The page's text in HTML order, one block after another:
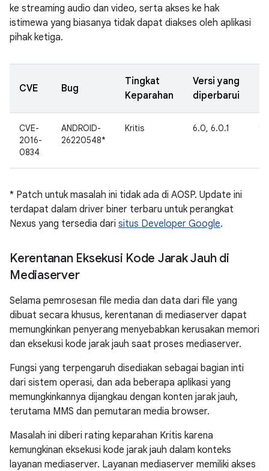
ke streaming audio dan video, serta akses ke hak
istimewa yang biasanya tidak dapat diakses oleh aplikasi
pihak ketiga.
CVE Bug
Tingkat
Keparahan
Versi yang
diperbarui
CVE-
2016-
0834
ANDROID-
26220548*
Kritis 6.0, 6.0.1
* Patch untuk masalah ini tidak ada di AOSP. Update ini
terdapat dalam driver biner terbaru untuk perangkat
Nexus yang tersedia dari situs Developer Google.
Kerentanan Eksekusi Kode Jarak Jauh di
Mediaserver
Selama pemrosesan file media dan data dari file yang
dibuat secara khusus, kerentanan di mediaserver dapat
memungkinkan penyerang menyebabkan kerusakan memori
dan eksekusi kode jarak jauh saat proses mediaserver.
Fungsi yang terpengaruh disediakan sebagai bagian inti
dari sistem operasi, dan ada beberapa aplikasi yang
memungkinkannya dijangkau dengan konten jarak jauh,
terutama MMS dan pemutaran media browser.
Masalah ini diberi rating keparahan Kritis karena
kemungkinan eksekusi kode jarak jauh dalam konteks
layanan mediaserver. Layanan mediaserver memiliki akses